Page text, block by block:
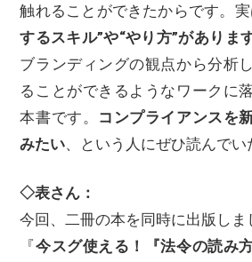
触れることができたからです。
するスキル”や“やり方”があります
ブランディングの観点から分析
ることができるようなワークに
本書です。 コンプライアンスを
みたい、という人にぜひ読んでい
◇表さん：
今回、二冊の本を同時に出版しま
『今スグ使える！『法令の読み